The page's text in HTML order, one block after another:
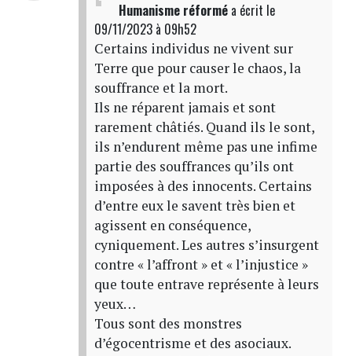
Humanisme réforméa écrit le
09/11/2023 à 09h52
Certains individus ne vivent sur
Terre que pour causer le chaos, la
souffrance et la mort.
Ils ne réparent jamais et sont
rarement châtiés. Quand ils le sont,
ils n’endurent même pas une infime
partie des souffrances qu’ils ont
imposées à des innocents. Certains
d’entre eux le savent très bien et
agissent en conséquence,
cyniquement. Les autres s’insurgent
contre « l’affront » et « l’injustice »
que toute entrave représente à leurs
yeux…
Tous sont des monstres
d’égocentrisme et des asociaux.